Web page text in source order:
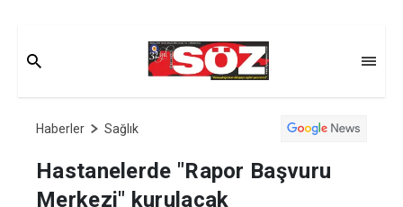
Hastanelerde "Rapor Başvuru